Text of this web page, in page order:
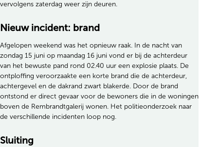
vervolgens zaterdag weer zijn deuren.
Nieuw incident: brand
Afgelopen weekend was het opnieuw raak. In de nacht van
zondag 15 juni op maandag 16 juni vond er bij de achterdeur
van het bewuste pand rond 02.40 uur een explosie plaats. De
ontploffing veroorzaakte een korte brand die de achterdeur,
achtergevel en de dakrand zwart blakerde. Door de brand
ontstond er direct gevaar voor de bewoners die in de woningen
boven de Rembrandtgalerij wonen. Het politieonderzoek naar
de verschillende incidenten loop nog.
Sluiting